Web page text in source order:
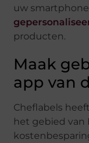
uw
producten.
Maak
app van
Cheflabels
het gebied van